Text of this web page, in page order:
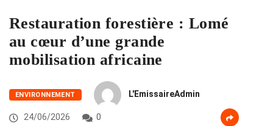
Restauration forestière : Lomé
au cœur d’une grande
mobilisation africaine
ENVIRONNEMENT L'EmissaireAdmin
24/06/2026 0